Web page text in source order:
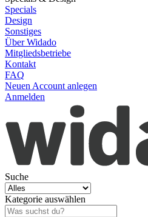
Specials
Design
Sonstiges
Über Widado
Mitgliedsbetriebe
Kontakt
FAQ
Neuen Account anlegen
Anmelden
Suche
Kategorie auswählen